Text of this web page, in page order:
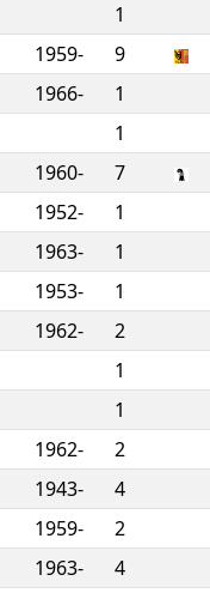
1
1959-
9
1966-
1
1
1960-
7
1952-
1
1963-
1
1953-
1
1962-
2
1
1
1962-
2
1943-
4
1959-
2
1963-
4